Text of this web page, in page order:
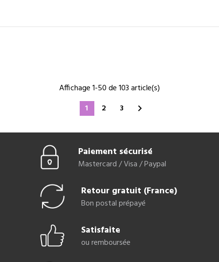
Affichage 1-50 de 103 article(s)
1
2 3 
Paiement sécurisé
Mastercard / Visa / Paypal
Retour gratuit (France)
Bon postal prépayé
Satisfaite
ou remboursée